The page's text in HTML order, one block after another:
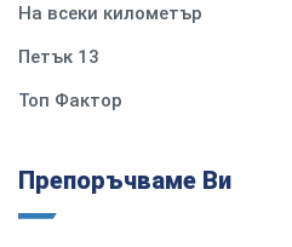
На всеки километър
Петък 13
Топ Фактор
Препоръчваме Ви